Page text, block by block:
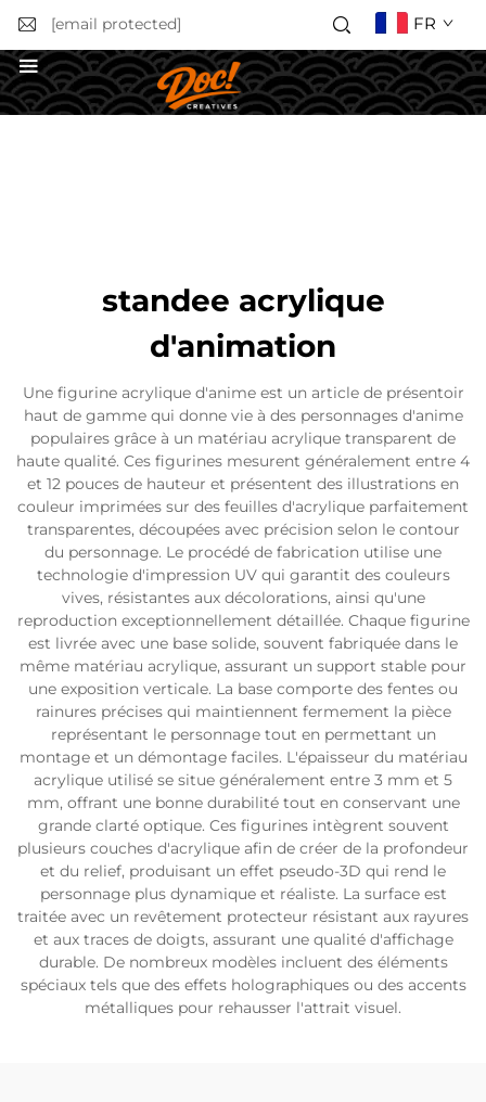
[email protected] FR
standee acrylique
d'animation
Une figurine acrylique d'anime est un article de présentoir
haut de gamme qui donne vie à des personnages d'anime
populaires grâce à un matériau acrylique transparent de
haute qualité. Ces figurines mesurent généralement entre 4
et 12 pouces de hauteur et présentent des illustrations en
couleur imprimées sur des feuilles d'acrylique parfaitement
transparentes, découpées avec précision selon le contour
du personnage. Le procédé de fabrication utilise une
technologie d'impression UV qui garantit des couleurs
vives, résistantes aux décolorations, ainsi qu'une
reproduction exceptionnellement détaillée. Chaque figurine
est livrée avec une base solide, souvent fabriquée dans le
même matériau acrylique, assurant un support stable pour
une exposition verticale. La base comporte des fentes ou
rainures précises qui maintiennent fermement la pièce
représentant le personnage tout en permettant un
montage et un démontage faciles. L'épaisseur du matériau
acrylique utilisé se situe généralement entre 3 mm et 5
mm, offrant une bonne durabilité tout en conservant une
grande clarté optique. Ces figurines intègrent souvent
plusieurs couches d'acrylique afin de créer de la profondeur
et du relief, produisant un effet pseudo-3D qui rend le
personnage plus dynamique et réaliste. La surface est
traitée avec un revêtement protecteur résistant aux rayures
et aux traces de doigts, assurant une qualité d'affichage
durable. De nombreux modèles incluent des éléments
spéciaux tels que des effets holographiques ou des accents
métalliques pour rehausser l'attrait visuel.